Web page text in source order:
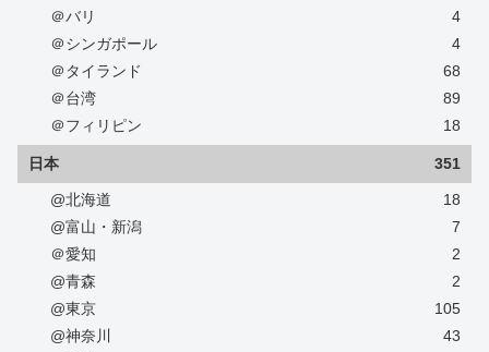
＠バリ
4
＠シンガポール
4
＠タイランド
68
＠台湾
89
＠フィリピン
18
日本 351
@北海道
18
@富山・新潟
7
＠愛知
2
@青森
2
@東京
105
@神奈川
43